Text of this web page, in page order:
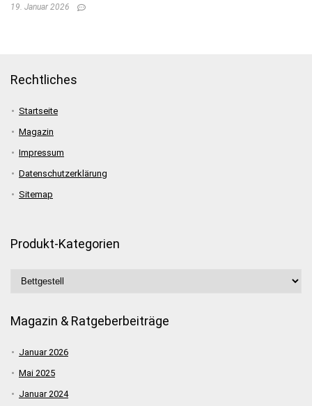
19. Januar 2026
Rechtliches
Startseite
Magazin
Impressum
Datenschutzerklärung
Sitemap
Produkt-Kategorien
Magazin & Ratgeberbeiträge
Januar 2026
Mai 2025
Januar 2024